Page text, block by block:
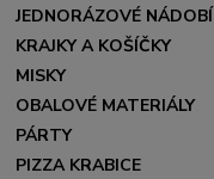
JEDNORÁZOVÉ NÁDOBÍ
KRAJKY A KOŠÍČKY
MISKY
OBALOVÉ MATERIÁLY
PÁRTY
PIZZA KRABICE